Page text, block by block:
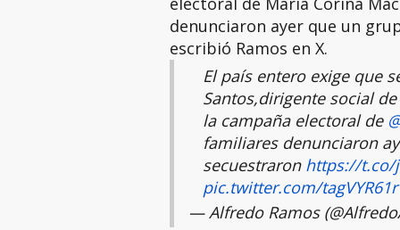
denunciaron ayer que un
escribió Ramos en X.
El país entero exige que
Santos,dirigente social
la campaña electoral de
familiares denunciaron
secuestraron https://t.co/
pic.twitter.com/
— Alfredo Ramos